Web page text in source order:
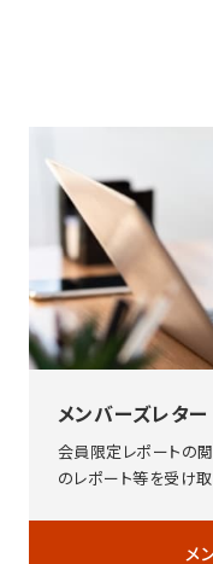
メンバーズレター
会員限定レポートの
のレポート等を受け取
メ